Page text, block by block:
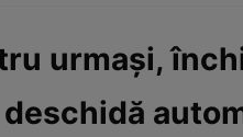
urmași,